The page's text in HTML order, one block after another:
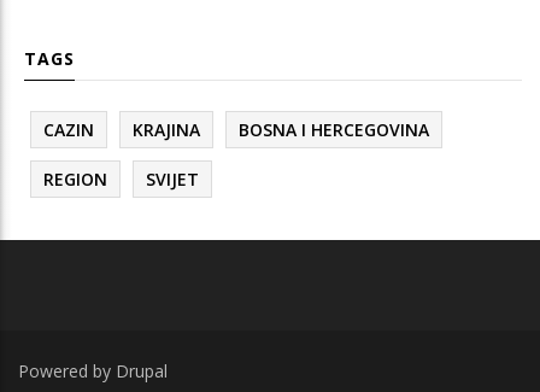
TAGS
CAZIN KRAJINA BOSNA I HERCEGOVINA
REGION SVIJET
Powered by Drupal